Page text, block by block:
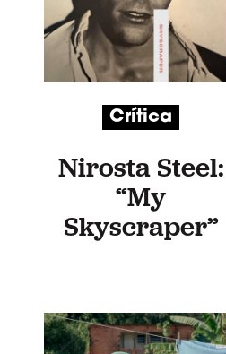
Crítica
Nirosta Steel:
“My
Skyscraper”